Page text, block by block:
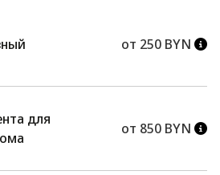
от 250 BYN
для
от 850 BYN